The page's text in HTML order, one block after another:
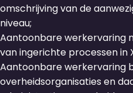
omschrijving van de
niveau;
Aantoonbare werkervaring
van ingerichte processen in
Aantoonbare werkervaring
overheidsorganisaties en